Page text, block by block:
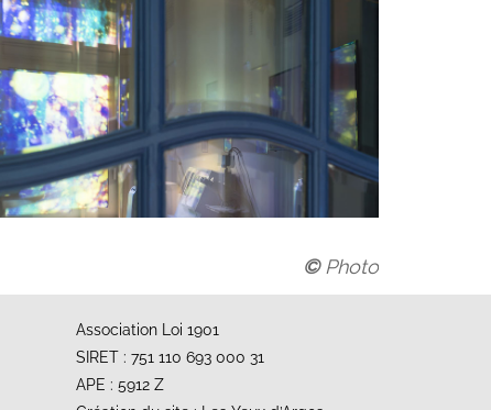
©Photo
Association Loi 1901
SIRET : 751 110 693 000 31
APE : 5912 Z